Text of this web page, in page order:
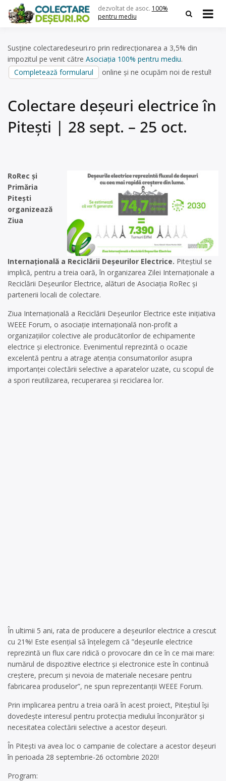
content
dezvoltat de asoc. 100%
pentru mediu
Susține colectaredeseuri.ro prin redirecționarea a 3,5% din
impozitul pe venit către Asociația 100% pentru mediu.
Completează formularul
online și ne ocupăm noi de restul!
Colectare deșeuri electrice în
Pitești | 28 sept. – 25 oct.
RoRec şi
Primăria
Piteşti
organizează
Ziua
Internațională a Reciclării Deșeurilor Electrice. Piteștiul se
implică, pentru a treia oară, în organizarea Zilei Internaționale a
Reciclării Deșeurilor Electrice, alături de Asociația RoRec și
partenerii locali de colectare.
Ziua Internațională a Reciclării Deșeurilor Electrice este inițiativa
WEEE Forum, o asociație internațională non-profit a
organizațiilor colective ale producătorilor de echipamente
electrice și electronice. Evenimentul reprezintă o ocazie
excelentă pentru a atrage atenția consumatorilor asupra
importanței colectării selective a aparatelor uzate, cu scopul de
a spori reutilizarea, recuperarea și reciclarea lor.
În ultimii 5 ani, rata de producere a deșeurilor electrice a crescut
cu 21%! Este esențial să înțelegem că ”deșeurile electrice
reprezintă un flux care ridică o provocare din ce în ce mai mare:
numărul de dispozitive electrice și electronice este în continuă
creștere, precum și nevoia de materiale necesare pentru
fabricarea produselor”, ne spun reprezentanții WEEE Forum.
Prin implicarea pentru a treia oară în acest proiect, Piteștiul își
dovedește interesul pentru protecția mediului înconjurător și
necesitatea colectării selective a acestor deșeuri.
În Pitești va avea loc o campanie de colectare a acestor deșeuri
în perioada 28 septembrie-26 octombrie 2020!
Program: